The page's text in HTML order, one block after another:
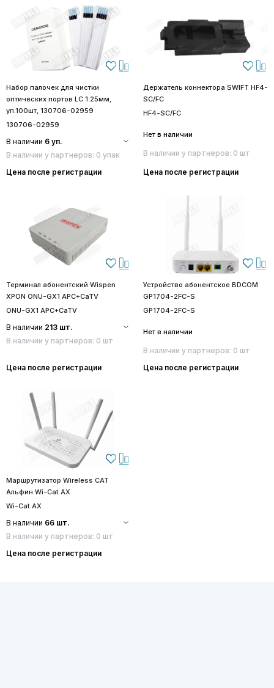
Набор палочек для чистки
оптических портов LC 1.25мм,
уп.100шт, 130706-02959
130706-02959
В наличии 6 уп.
В наличии у партнеров: 0 упак
Цена после регистрации
Держатель коннектора SWIFT HF4-
SC/FC
HF4-SC/FC
Нет в наличии
В наличии у партнеров: 0 шт
Цена после регистрации
Терминал абонентский Wispen
XPON ONU-GX1 APC+CaTV
ONU-GX1 APC+CaTV
В наличии 213 шт.
В наличии у партнеров: 0 шт
Цена после регистрации
Устройство абонентское BDCOM
GP1704-2FC-S
GP1704-2FC-S
Нет в наличии
В наличии у партнеров: 0 шт
Цена после регистрации
Маршрутизатор Wireless CAT
Альфин Wi-Cat AX
Wi-Cat AX
В наличии 66 шт.
В наличии у партнеров: 0 шт
Цена после регистрации